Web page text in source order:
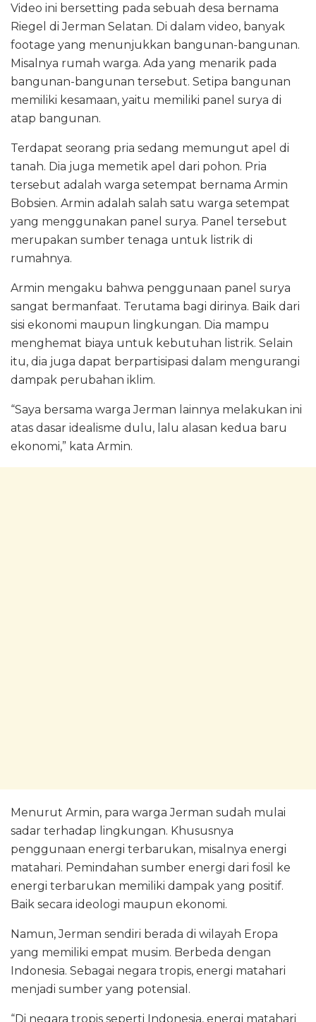
Video ini bersetting pada sebuah desa bernama
Riegel di Jerman Selatan. Di dalam video, banyak
footage yang menunjukkan bangunan-bangunan.
Misalnya rumah warga. Ada yang menarik pada
bangunan-bangunan tersebut. Setipa bangunan
memiliki kesamaan, yaitu memiliki panel surya di
atap bangunan.
Terdapat seorang pria sedang memungut apel di
tanah. Dia juga memetik apel dari pohon. Pria
tersebut adalah warga setempat bernama Armin
Bobsien. Armin adalah salah satu warga setempat
yang menggunakan panel surya. Panel tersebut
merupakan sumber tenaga untuk listrik di
rumahnya.
Armin mengaku bahwa penggunaan panel surya
sangat bermanfaat. Terutama bagi dirinya. Baik dari
sisi ekonomi maupun lingkungan. Dia mampu
menghemat biaya untuk kebutuhan listrik. Selain
itu, dia juga dapat berpartisipasi dalam mengurangi
dampak perubahan iklim.
“Saya bersama warga Jerman lainnya melakukan ini
atas dasar idealisme dulu, lalu alasan kedua baru
ekonomi,” kata Armin.
Menurut Armin, para warga Jerman sudah mulai
sadar terhadap lingkungan. Khususnya
penggunaan energi terbarukan, misalnya energi
matahari. Pemindahan sumber energi dari fosil ke
energi terbarukan memiliki dampak yang positif.
Baik secara ideologi maupun ekonomi.
Namun, Jerman sendiri berada di wilayah Eropa
yang memiliki empat musim. Berbeda dengan
Indonesia. Sebagai negara tropis, energi matahari
menjadi sumber yang potensial.
“Di negara tropis seperti Indonesia, energi matahari